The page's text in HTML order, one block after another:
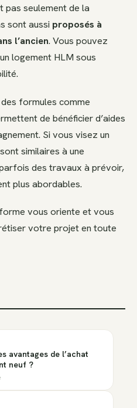
pas seulement de la
sont aussi proposés à
l’ancien. Vous pouvez
logement HLM sous
formules comme
de bénéficier d’aides
Si vous visez un
similaires à une
des travaux à prévoir,
plus abordables.
vous oriente et vous
votre projet en toute
avantages de l’achat
neuf ?